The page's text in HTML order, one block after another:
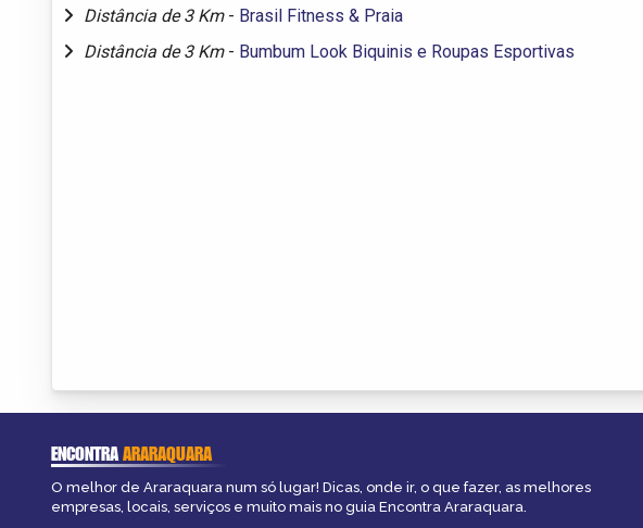
Distância de 3 Km - Brasil Fitness & Praia
Distância de 3 Km - Bumbum Look Biquinis e Roupas Esportivas
ENCONTRAARARAQUARA
O melhor de Araraquara num só lugar! Dicas, onde ir, o que fazer, as melhores
empresas, locais, serviços e muito mais no guia Encontra Araraquara.